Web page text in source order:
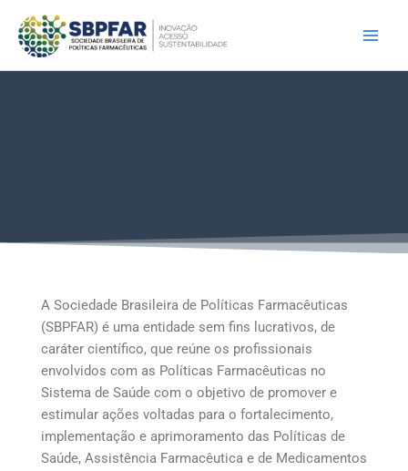
para
conteúdo
A Sociedade Brasileira de Políticas Farmacêuticas
(SBPFAR) é uma entidade sem fins lucrativos, de
caráter científico, que reúne os profissionais
envolvidos com as Políticas Farmacêuticas no
Sistema de Saúde com o objetivo de promover e
estimular ações voltadas para o fortalecimento,
implementação e aprimoramento das Políticas de
Saúde, Assistência Farmacêutica e de Medicamentos